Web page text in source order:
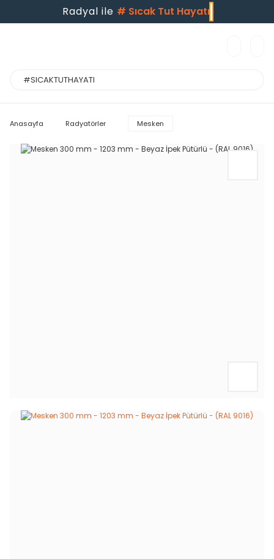
Radyal ile # Sıcak Tut Hayatı
Anasayfa Radyatörler Mesken